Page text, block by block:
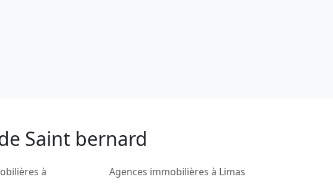
Saint bernard
à
Agences immobilières à Limas